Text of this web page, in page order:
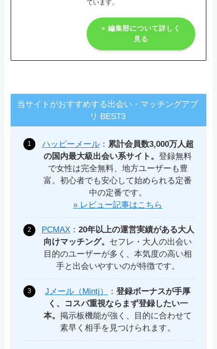
ています。
» 編集部について詳しく
見る
当サイトがおすすめする出会い・マッチングアプ
リ BEST3
ハッピーメール： 累計会員数3,000万人超
の国内最大級出会い系サイト。登録無料
で女性は完全無料、地方ユーザーも豊
富。初心者でも安心して始められる定番
中の定番です。
» レビュー記事はこちら
PCMAX： 20年以上の運営実績がある大人
向けマッチング。 セフレ・大人の出会い
目的のユーザーが多く、本気度の高い相
手と出会いやすいのが特徴です。
Jメール（Mintj） ：登録ボーナスが手厚
く、コスパ重視ならまず登録したい一
本。掲示板機能が強く、目的に合わせて
素早く相手を見つけられます。